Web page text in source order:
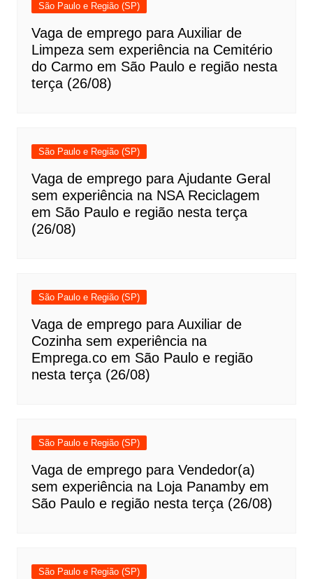
São Paulo e Região (SP)
Vaga de emprego para Auxiliar de
Limpeza sem experiência na Cemitério
do Carmo em São Paulo e região nesta
terça (26/08)
São Paulo e Região (SP)
Vaga de emprego para Ajudante Geral
sem experiência na NSA Reciclagem
em São Paulo e região nesta terça
(26/08)
São Paulo e Região (SP)
Vaga de emprego para Auxiliar de
Cozinha sem experiência na
Emprega.co em São Paulo e região
nesta terça (26/08)
São Paulo e Região (SP)
Vaga de emprego para Vendedor(a)
sem experiência na Loja Panamby em
São Paulo e região nesta terça (26/08)
São Paulo e Região (SP)